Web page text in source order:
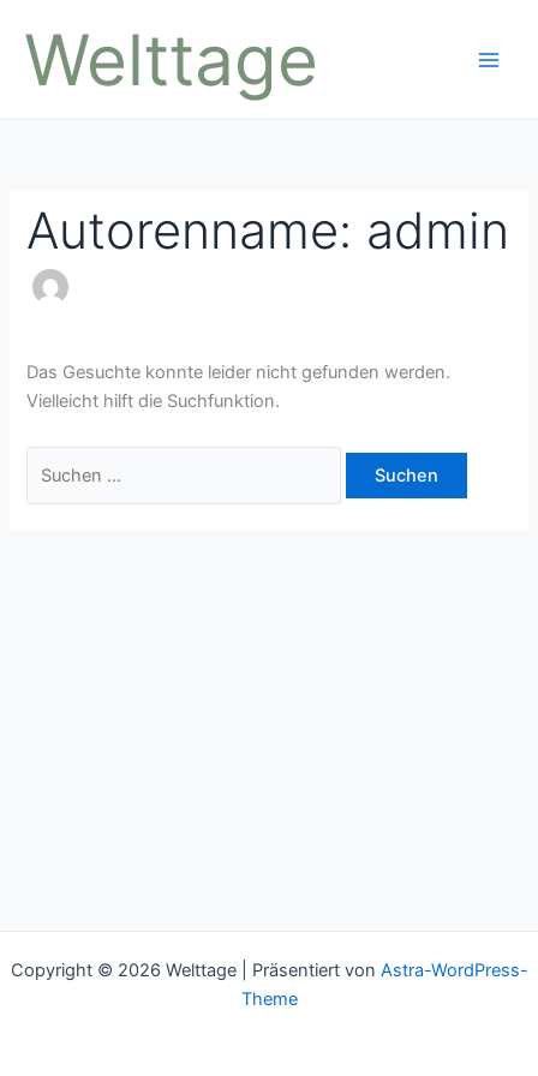
Inhalt
springen
Welttage
Autorenname: admin
Das Gesuchte konnte leider nicht gefunden werden.
Vielleicht hilft die Suchfunktion.
nach:
Copyright © 2026 Welttage | Präsentiert von Astra-WordPress-
Theme